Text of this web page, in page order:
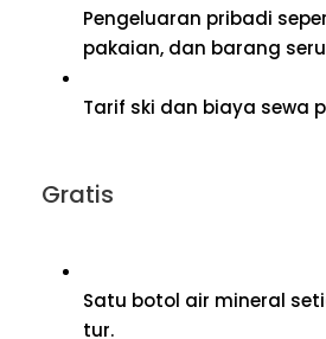
Pengeluaran pribadi
pakaian, dan barang
Tarif ski dan biaya sewa
Gratis
Satu botol air mineral
tur.